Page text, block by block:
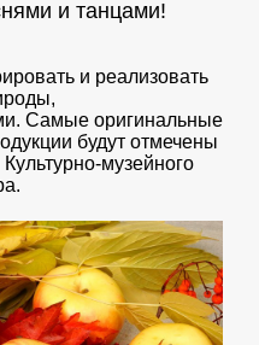
и танцами!
и реализовать
Самые оригинальные
будут отмечены
музейного